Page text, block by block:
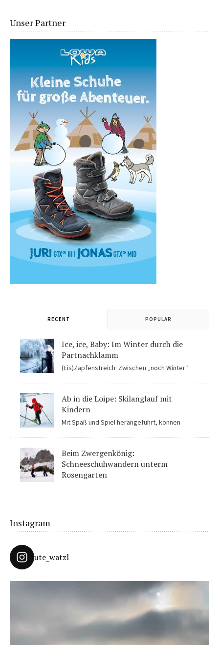
Unser Partner
RECENT POPULAR
Ice, ice, Baby: Im Winter durch die
Partnachklamm
(Eis)Zapfenstreich: Zwischen „noch Winter“
Ab in die Loipe: Skilanglauf mit
Kindern
Mit Spaß und Spiel herangeführt, können
Beim Zwergenkönig:
Schneeschuhwandern unterm
Rosengarten
Instagram
ute_watzl